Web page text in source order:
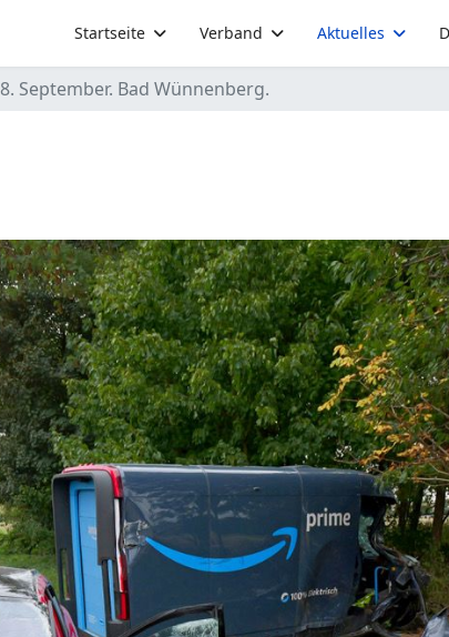
Startseite Verband Aktuelles
8. September. Bad Wünnenberg.